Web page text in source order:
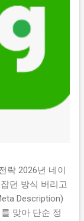
략 2026년 네이
던 방식 버리고
Description)
맞아 단순 정